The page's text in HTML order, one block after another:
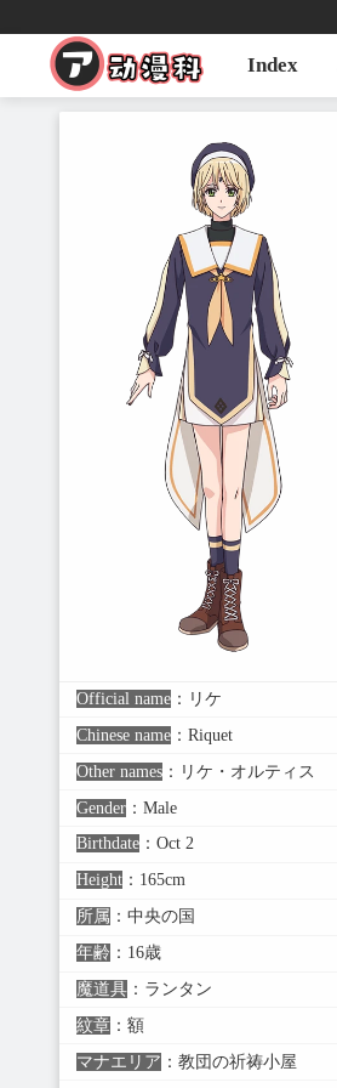
Index
Official name： リケ
Chinese name： Riquet
Other names： リケ・オルティス
Gender： Male
Birthdate： Oct 2
Height： 165cm
所属 ： 中央の国
年齢 ： 16歳
魔道具： ランタン
紋章： 額
マナエリア ： 教団の祈祷小屋